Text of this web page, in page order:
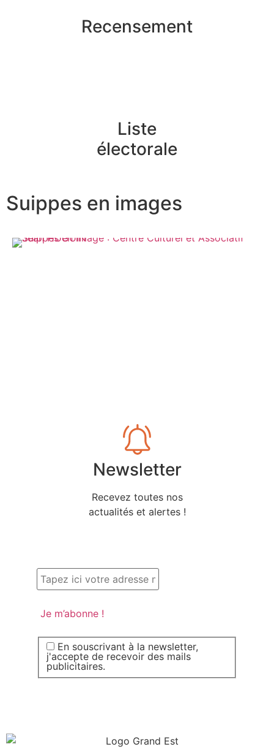
Recensement
Liste
électorale
Suippes en images
Newsletter
Recevez toutes nos
actualités et alertes !
En souscrivant à la newsletter,
j'accepte de recevoir des mails
publicitaires.